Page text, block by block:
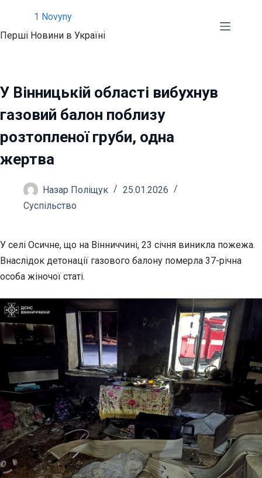
вмісту
1 Novyny
Перші Новини в Україні
У Вінницькій області вибухнув
газовий балон поблизу
розтопленої груби, одна
жертва
Назар Поліщук
25.01.2026
Суспільство
У селі Осичне, що на Вінниччині, 23 січня виникла пожежа.
Внаслідок детонації газового балону померла 37-річна
особа жіночої статі.